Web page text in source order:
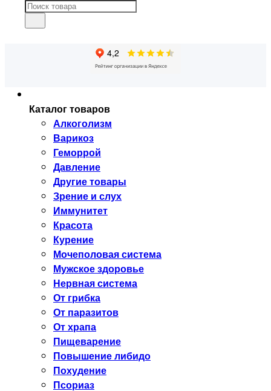
Каталог товаров
Алкоголизм
Варикоз
Геморрой
Давление
Другие товары
Зрение и слух
Иммунитет
Красота
Курение
Мочеполовая система
Мужское здоровье
Нервная система
От грибка
От паразитов
От храпа
Пищеварение
Повышение либидо
Похудение
Псориаз